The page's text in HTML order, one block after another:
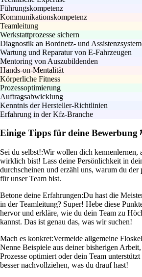
Führungskompetenz
Kommunikationskompetenz
Teamleitung
Werkstattprozesse sichern
Diagnostik an Bordnetz- und
Wartung und Reparatur von E-Fahrzeugen
Mentoring von Auszubildenden
Hands-on-Mentalität
Körperliche Fitness
Prozessoptimierung
Auftragsabwicklung
Kenntnis der Hersteller-Richtlinien
Erfahrung in der Kfz-Branche
Einige Tipps für deine Bewerbung
Sei du selbst!:Wir wollen dich kennenlernen,
wirklich bist! Lass deine Persönlichkeit in
durchscheinen und erzähl uns, warum du der
für unser Team bist.
Betone deine Erfahrungen:Du hast die
in der Teamleitung? Super! Hebe diese
hervor und erkläre, wie du dein Team zu
kannst. Das ist genau das, was wir suchen!
Mach es konkret:Vermeide allgemeine
Nenne Beispiele aus deiner bisherigen
Prozesse optimiert oder dein Team
besser nachvollziehen, was du drauf hast!